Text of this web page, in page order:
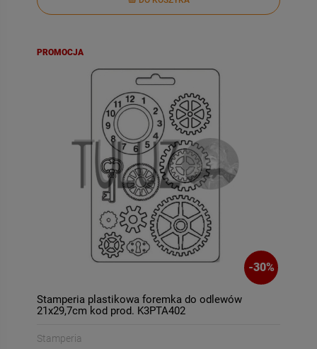
-30%
Stamperia plastikowa foremka do odlewów
21x29,7cm kod prod. K3PTA402
Stamperia
PROMOCJA